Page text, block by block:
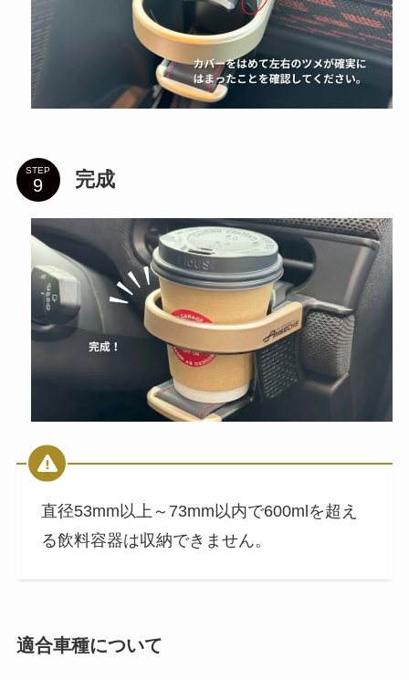
STEP 完成
直径53mm以上～73mm以内で600mlを超え
る飲料容器は収納できません。
適合車種について